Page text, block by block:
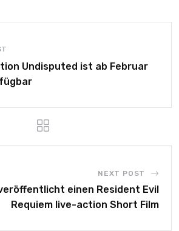
Undisputed ist ab Februar
NEXT POST
einen Resident Evil
Requiem live-action Short Film